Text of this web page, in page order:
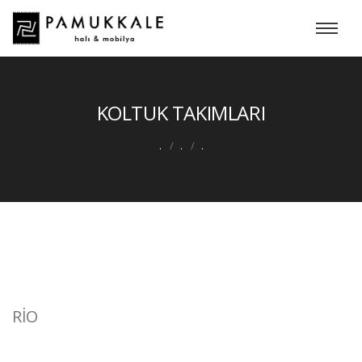
KOLTUK TAKIMLARI
. . .
RİO